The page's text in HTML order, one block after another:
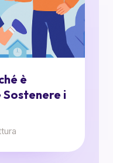
è
i